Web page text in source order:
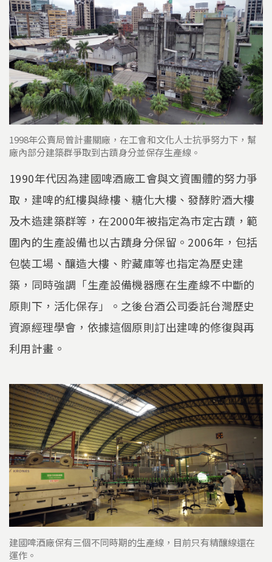
1998年公賣局曾計畫關廠，在工會和文化人士抗爭努力下，幫
廠內部分建築群爭取到古蹟身分並保存生產線。
1990年代因為建國啤酒廠工會與文資團體的努力爭
取，建啤的紅樓與綠樓、糖化大樓、發酵貯酒大樓
及木造建築群等，在2000年被指定為市定古蹟，範
圍內的生產設備也以古蹟身分保留。2006年，包括
包裝工場、釀造大樓、貯藏庫等也指定為歷史建
築，同時強調「生產設備機器應在生產線不中斷的
原則下，活化保存」。之後台酒公司委託台灣歷史
資源經理學會，依據這個原則訂出建啤的修復與再
利用計畫。
建國啤酒廠保有三個不同時期的生產線，目前只有精釀線還在
運作。